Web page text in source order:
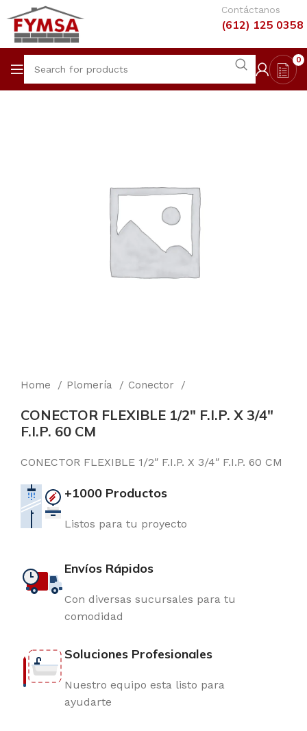
Contáctanos
(612) 125 0358
0
Home Plomería Conector
CONECTOR FLEXIBLE 1/2″ F.I.P. X 3/4″
F.I.P. 60 CM
CONECTOR FLEXIBLE 1/2″ F.I.P. X 3/4″ F.I.P. 60 CM
+1000 Productos
Listos para tu proyecto
Envíos Rápidos
Con diversas sucursales para tu
comodidad
Soluciones Profesionales
Nuestro equipo esta listo para
ayudarte